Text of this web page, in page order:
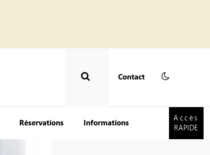
Contact
Réservations Informations
Accès
RAPIDE